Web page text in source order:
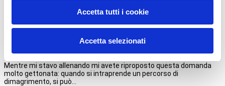
Accetta tutti i cookie
Accetta selezionati
🍔🍟SGARRARE o NON SGARRARE in un percorso di
Dieta Per Perdere Peso
Mentre mi stavo allenando mi avete riproposto questa domanda
molto gettonata: quando si intraprende un percorso di
dimagrimento, si può…